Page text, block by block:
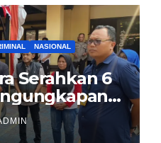
NASIONAL
Serahkan 6
Kepada